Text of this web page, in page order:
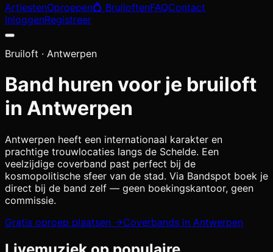
ArtiestenOproepen💍 BruiloftenFAQContact
InloggenRegistreer
Bruiloft · Antwerpen
Band huren voor je bruiloft
in Antwerpen
Antwerpen heeft een internationaal karakter en
prachtige trouwlocaties langs de Schelde. Een
veelzijdige coverband past perfect bij de
kosmopolitische sfeer van de stad. Via Bandspot boek je
direct bij de band zelf — geen boekingskantoor, geen
commissie.
Gratis oproep plaatsen →Coverbands in Antwerpen